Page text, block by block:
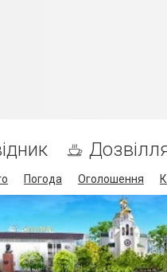
Погода Оголошення